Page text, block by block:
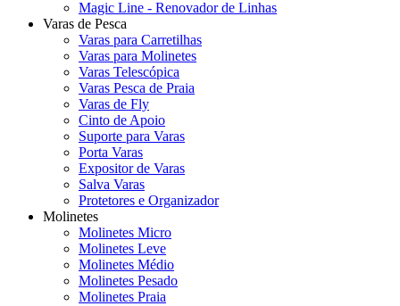
Magic Line - Renovador de Linhas
Varas de Pesca
Varas para Carretilhas
Varas para Molinetes
Varas Telescópica
Varas Pesca de Praia
Varas de Fly
Cinto de Apoio
Suporte para Varas
Porta Varas
Expositor de Varas
Salva Varas
Protetores e Organizador
Molinetes
Molinetes Micro
Molinetes Leve
Molinetes Médio
Molinetes Pesado
Molinetes Praia